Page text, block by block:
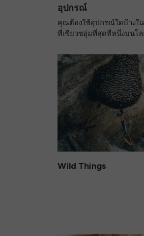
อุปกรณ์
คุณต้องใช้อุปกรณ์ใดบ้างใ
ที่เขียวชอุ่มที่สุดที่หนึ่งบนโ
Wild Things